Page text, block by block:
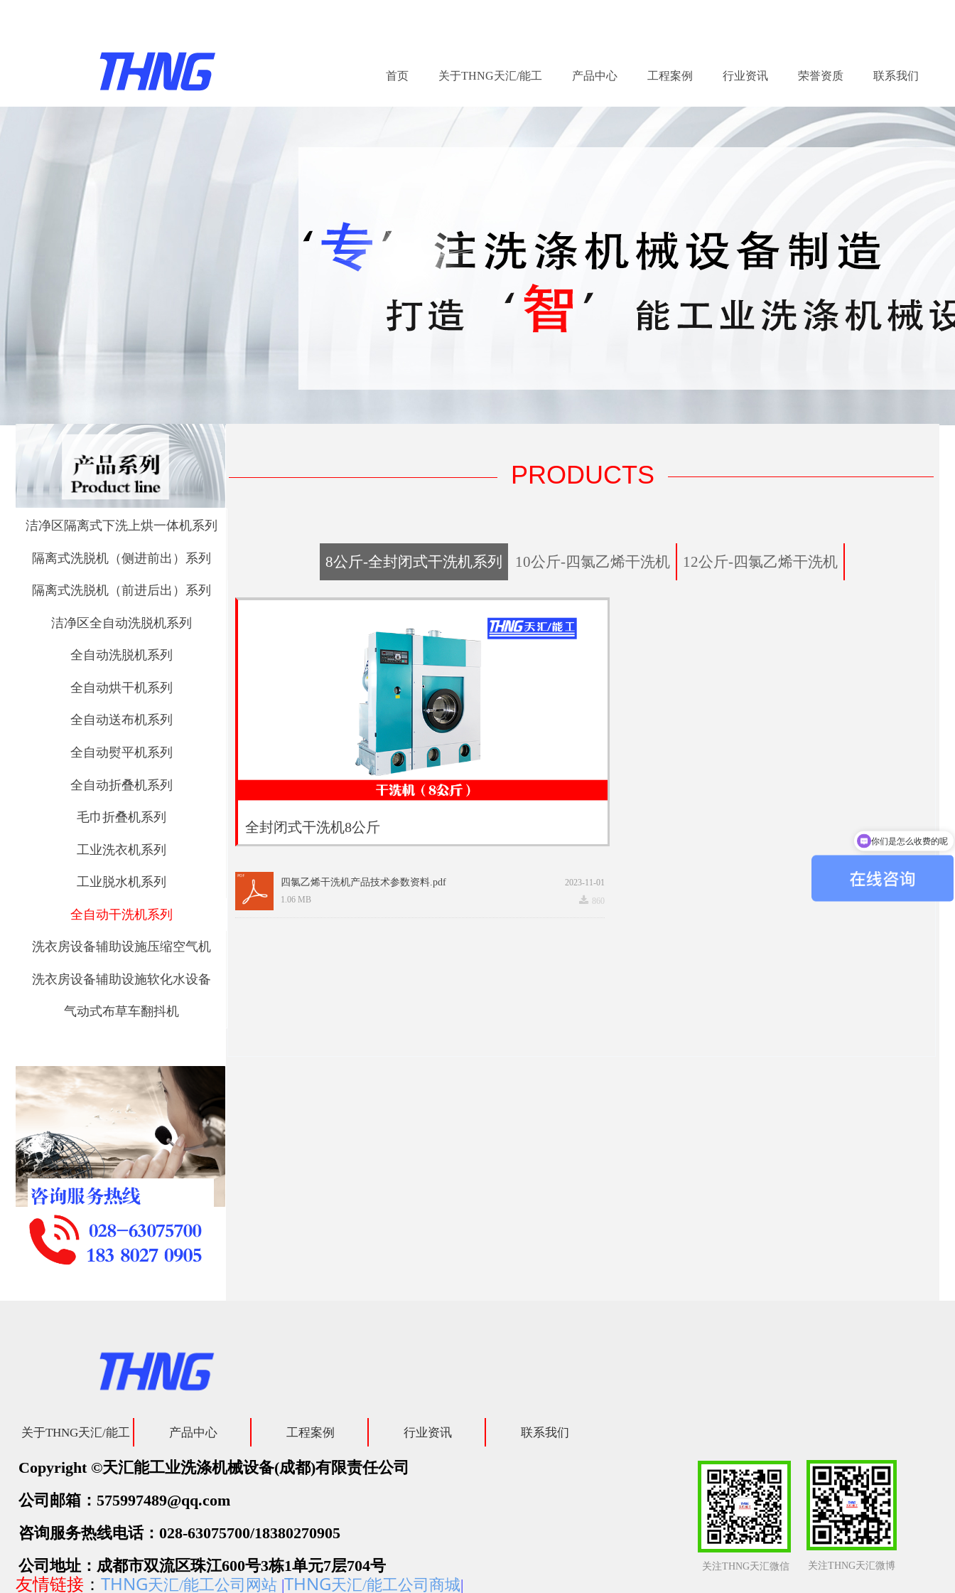
首页 关于THNG天汇/能工 产品中心 工程案例 行业资讯 荣誉资质 联系我们
PRODUCTS
8公斤-全封闭式干洗机系列 10公斤-四氯乙烯干洗机 12公斤-四氯乙烯干洗机
全封闭式干洗机8公斤
2023-11-01
四氯乙烯干洗机产品技术参数资料.pdf
끂 860
1.06 MB
洁净区隔离式下洗上烘一体机系列
隔离式洗脱机（侧进前出）系列
隔离式洗脱机（前进后出）系列
洁净区全自动洗脱机系列
全自动洗脱机系列
全自动烘干机系列
全自动送布机系列
全自动熨平机系列
全自动折叠机系列
毛巾折叠机系列
工业洗衣机系列
工业脱水机系列
全自动干洗机系列
洗衣房设备辅助设施压缩空气机
洗衣房设备辅助设施软化水设备
气动式布草车翻抖机
关于THNG天汇/能工 产品中心 工程案例 行业资讯 联系我们
关注THNG天汇微信
友情链接 ： THNG天汇/能工公司网站 |THNG天汇/能工公司商城|
Copyright ©天汇能工业洗涤机械设备(成都)有限责任公司
公司邮箱：575997489@qq.com
咨询服务热线电话：028-63075700/18380270905
公司地址：成都市双流区珠江600号3栋1单元7层704号
关注THNG天汇微博
你们是怎么收费的呢